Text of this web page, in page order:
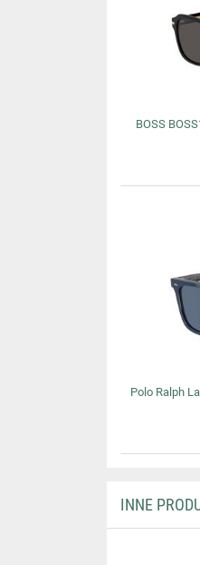
BOSS
Polo Ralph
INNE